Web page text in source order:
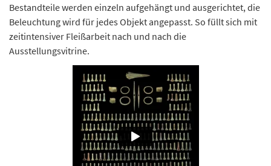
Bestandteile werden einzeln aufgehängt und ausgerichtet, die
Beleuchtung wird für jedes Objekt angepasst. So füllt sich mit
zeitintensiver Fleißarbeit nach und nach die
Ausstellungsvitrine.